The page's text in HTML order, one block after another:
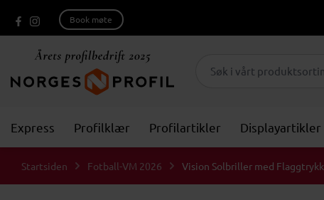
Book møte
Express Profilklær Profilartikler Displayartikler
Startsiden Fotball-VM 2026 Vision Solbriller med Flaggtrykk